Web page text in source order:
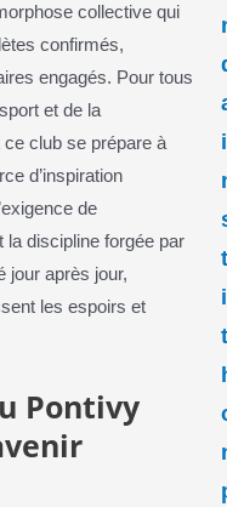
collective qui
confirmés,
engagés. Pour tous
et de la
club se prépare à
d’inspiration
de
la discipline forgée par
jour après jour,
les espoirs et
Pontivy